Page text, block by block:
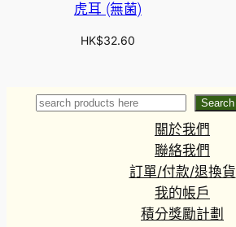
虎耳 (無菌)
HK$32.60
Search Search
關於我們
聯絡我們
訂單/付款/退換貨
我的帳戶
積分獎勵計劃